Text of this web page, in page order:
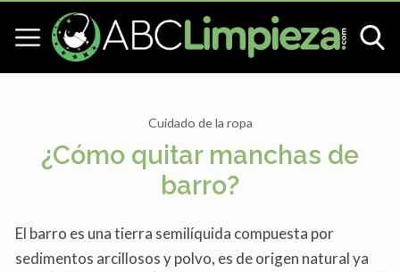
Cuidado de la ropa
¿Cómo quitar manchas de
barro?
El barro es una tierra semilíquida compuesta por
sedimentos arcillosos y polvo, es de origen natural ya